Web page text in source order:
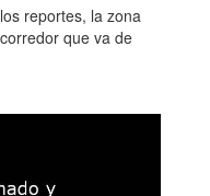
reportes, la zona
que va de